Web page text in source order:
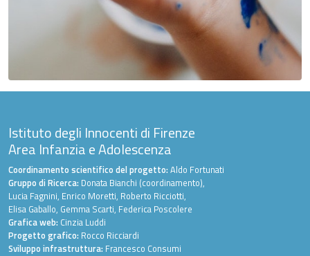
Istituto degli Innocenti di Firenze
Area Infanzia e Adolescenza
Coordinamento scientifico del progetto: Aldo Fortunati
Gruppo di Ricerca: Donata Bianchi (coordinamento),
Lucia Fagnini, Enrico Moretti, Roberto Ricciotti,
Elisa Gaballo, Gemma Scarti, Federica Poscolere
Grafica web: Cinzia Luddi
Progetto grafico: Rocco Ricciardi
Sviluppo infrastruttura: Francesco Consumi